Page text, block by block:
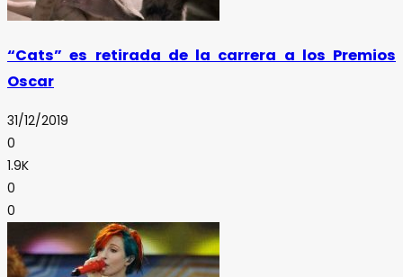
“Cats” es retirada de la carrera a los Premios
Oscar
31/12/2019
0
1.9K
0
0